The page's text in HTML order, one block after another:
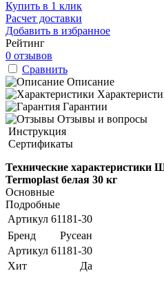
Купить в 1 клик
Расчет доставки
Добавить в избранное
Рейтинг
0 отзывов
Сравнить
Описание
Гарантии
Отзывы и вопросы
Инструкция
Сертификаты
Технические характеристики
Termoplast белая 30 кг
Основные
Подробные
Артикул 61181-30
Бренд
Русеан
Артикул 61181-30
Хит
Да